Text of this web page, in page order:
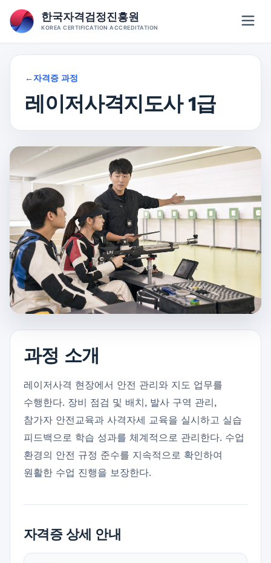
Skip
←자격증 과정
레이저사격지도사 1급
과정 소개
레이저사격 현장에서 안전 관리와 지도 업무를
수행한다. 장비 점검 및 배치, 발사 구역 관리,
참가자 안전교육과 사격자세 교육을 실시하고 실습
피드백으로 학습 성과를 체계적으로 관리한다. 수업
환경의 안전 규정 준수를 지속적으로 확인하여
원활한 수업 진행을 보장한다.
자격증 상세 안내
한국자격검정진흥원
KOREA CERTIFICATION ACCREDITATION